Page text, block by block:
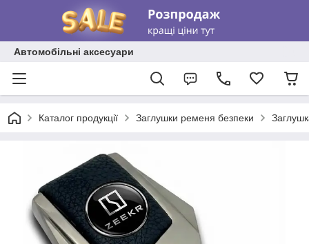
Автомобільні аксесуари
Каталог продукції Заглушки ременя безпеки